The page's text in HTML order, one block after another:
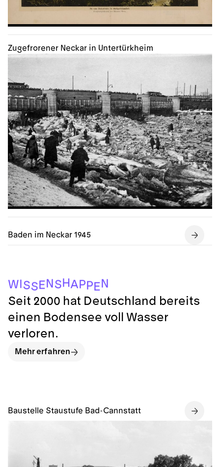
Zugefrorener Neckar in Untertürkheim
Baden im Neckar 1945
Baustelle Staustufe Bad-Cannstatt
WISSENSHAPPEN
Seit 2000 hat Deutschland bereits
einen Bodensee voll Wasser
verloren.
Mehr erfahren